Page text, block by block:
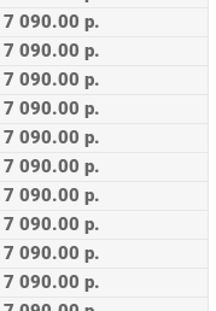
7 090.00 р.
7 090.00 р.
7 090.00 р.
7 090.00 р.
7 090.00 р.
7 090.00 р.
7 090.00 р.